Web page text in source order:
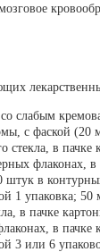
слабым
с фаской (20
стекла, в пачке
флаконах, в
штук в
1 упаковка;
в пачке
в пачке
3 или 6